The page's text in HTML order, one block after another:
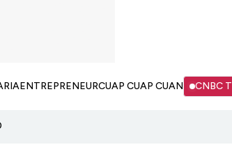
ENTREPRENEURCUAP CUAP CUAN CNBC